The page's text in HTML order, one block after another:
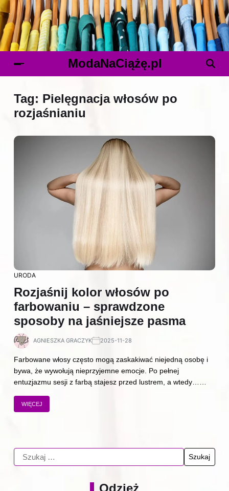
ModaNaCiążę.pl
Tag: Pielęgnacja włosów po
rozjaśnianiu
URODA
Rozjaśnij kolor włosów po
farbowaniu – sprawdzone
sposoby na jaśniejsze pasma
AGNIESZKA GRACZYK 2025-11-28
Farbowane włosy często mogą zaskakiwać niejedną osobę i
bywa, że wywołują nieprzyjemne emocje. Po pełnej
entuzjazmu sesji z farbą stajesz przed lustrem, a wtedy……
WIĘCEJ
Odzież